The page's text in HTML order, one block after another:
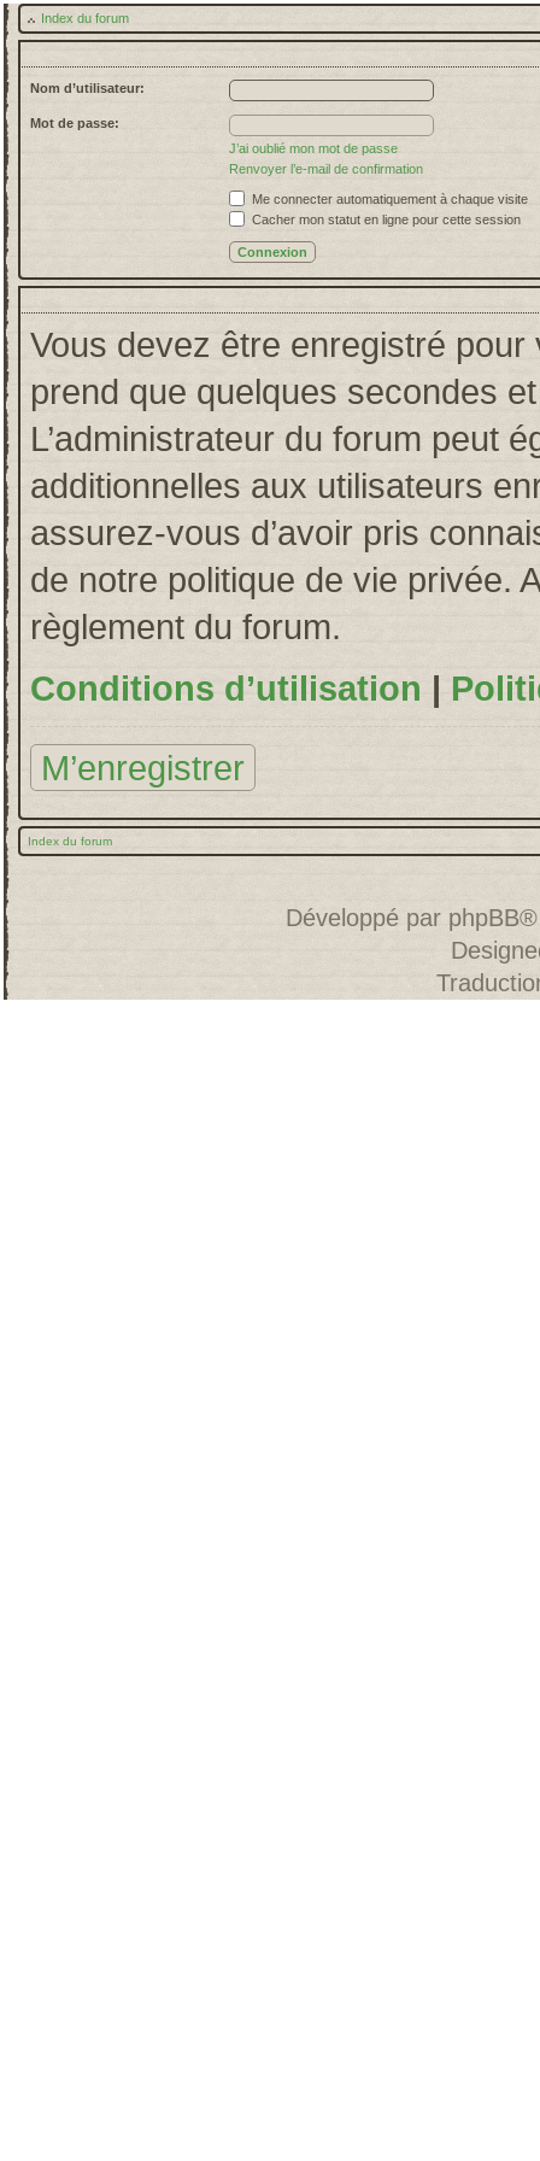
Index du forum
Nom d’utilisateur:
Mot de passe:
J’ai oublié mon mot de passe
Renvoyer l’e-mail de confirmation
Me connecter automatiquement à chaque visite
Cacher mon statut en ligne pour cette session
Vous devez être enregistré pour
prend que quelques secondes
L’administrateur du forum peut
additionnelles aux utilisateurs
assurez-vous d’avoir pris
de notre politique de vie privée.
règlement du forum.
Conditions d’utilisation |
M’enregistrer
Index du forum
Développé par phpBB®